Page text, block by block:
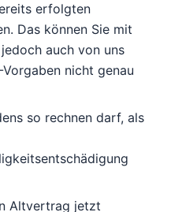
erfolgten
Das können Sie mit
auch von uns
nicht genau
so rechnen darf, als
Altvertrag jetzt